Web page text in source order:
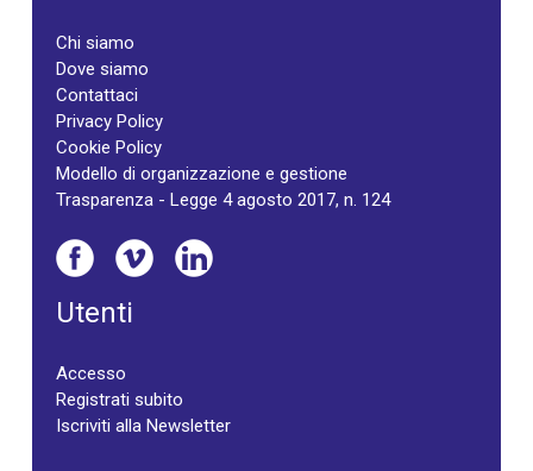
Chi siamo
Dove siamo
Contattaci
Privacy Policy
Cookie Policy
Modello di organizzazione e gestione
Trasparenza - Legge 4 agosto 2017, n. 124
Utenti
Accesso
Registrati subito
Iscriviti alla Newsletter